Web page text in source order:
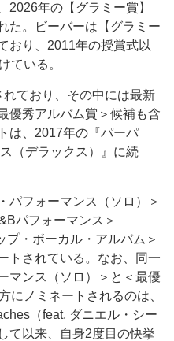
年の【グラミー賞】
た。ビーバーは【グラミー
おり、2011年の授賞式以
ている。
ており、その中には最新
優秀アルバム賞＞候補も含
は、2017年の『パーパ
（デラックス）』に続
フォーマンス（ソロ）＞
パフォーマンス＞
プ・ボーカル・アルバム＞
トされている。なお、同一
マンス（ソロ）＞と＜最優
にノミネートされるのは、
（feat. ダニエル・シー
て以来、自身2度目の快挙